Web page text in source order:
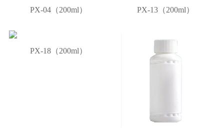
PX-04（200ml） PX-13（200ml）
PX-18（200ml）